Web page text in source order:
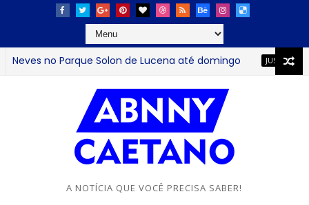
no Parque Solon de Lucena até domingo JUSTIÇA
A NOTÍCIA QUE VOCÊ PRECISA SABER!